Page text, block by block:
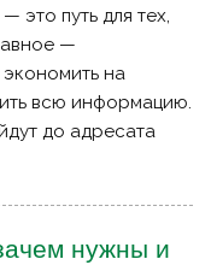
это путь для тех,
—
на
всю информацию.
до адресата
нужны и